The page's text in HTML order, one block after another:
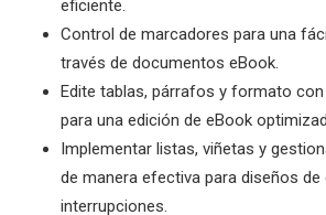
eficiente.
Control de marcadores para una
través de documentos eBook.
Edite tablas, párrafos y formato
para una edición de eBook
Implementar listas, viñetas y
de manera efectiva para diseños
interrupciones.